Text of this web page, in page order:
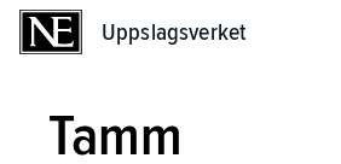
Uppslagsverket
Tamm